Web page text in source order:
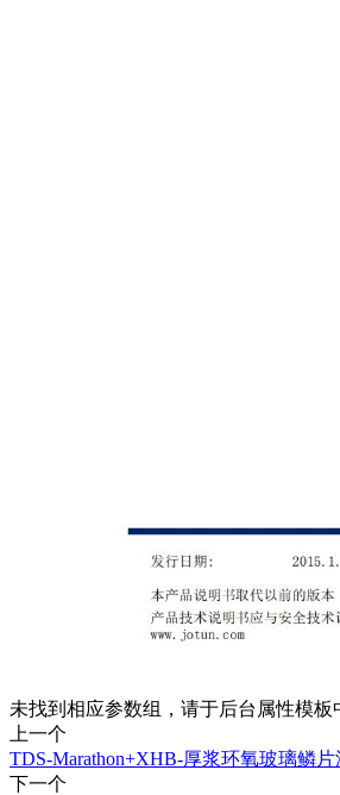
未找到相应参数组，请于后台属性模板
上一个
TDS-Marathon+XHB-厚浆环氧玻璃鳞片
下一个